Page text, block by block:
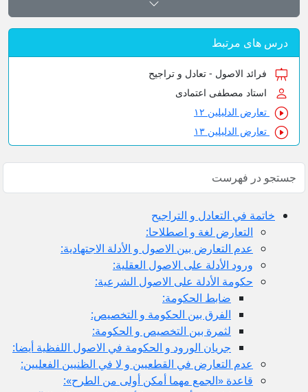
های مرتبط
فرائد الاصول - تعادل و تراجیح
استاد مصطفی اعتمادی
تعارض الدلیلین ۱۲
تعارض الدلیلین ۱۳
خاتمة في التعادل و التراجيح
التعارض لغة و اصطلاحا:
عدم التعارض بين الاصول و الأدلة الاجتهادية:
ورود الأدلة على الاصول العقلية:
حكومة الأدلة على الاصول الشرعية:
ضابط الحكومة:
الفرق بين الحكومة و التخصيص:
لثمرة بين التخصيص و الحكومة:
جريان الورود و الحكومة في الاصول اللفظية أيضا:
عدم التعارض في القطعيين و لا في الظنيين الفعليين:
قاعدة «الجمع مهما أمكن أولى من الطرح»: